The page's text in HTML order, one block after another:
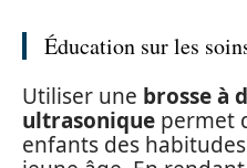
Éducation sur les
Utiliser une brosse à
ultrasonique permet
enfants des